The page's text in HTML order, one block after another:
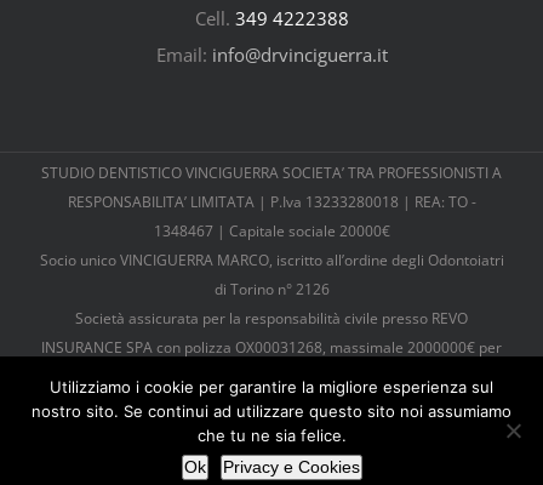
Cell. 349 4222388
Email: info@drvinciguerra.it
STUDIO DENTISTICO VINCIGUERRA SOCIETA’ TRA PROFESSIONISTI A
RESPONSABILITA’ LIMITATA | P.Iva 13233280018 | REA: TO -
1348467 | Capitale sociale 20000€
Socio unico VINCIGUERRA MARCO, iscritto all’ordine degli Odontoiatri
di Torino n° 2126
Società assicurata per la responsabilità civile presso REVO
INSURANCE SPA con polizza OX00031268, massimale 2000000€ per
sinistro, 6000000€ per anno
Tutti diritti riservati | Cookies e Privacy| © Copyright 2026 |
Powered byTosoLab
Utilizziamo i cookie per garantire la migliore esperienza sul
nostro sito. Se continui ad utilizzare questo sito noi assumiamo
che tu ne sia felice.
Ok
Privacy e Cookies